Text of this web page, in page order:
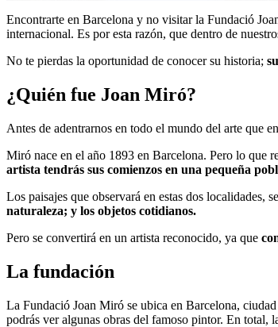
Encontrarte en Barcelona y no visitar la Fundació
internacional. Es por esta razón, que dentro de
No te pierdas la oportunidad de conocer su historia;
¿Quién fue Joan Miró?
Antes de adentrarnos en todo el mundo del arte que
Miró nace en el año 1893 en Barcelona. Pero lo que
artista tendrás sus comienzos en una pequeña
Los paisajes que observará en estas dos localidades,
naturaleza; y los objetos cotidianos.
Pero se convertirá en un artista reconocido, ya que
La fundación
La Fundació Joan Miró se ubica en Barcelona,
podrás ver algunas obras del famoso pintor. En total,